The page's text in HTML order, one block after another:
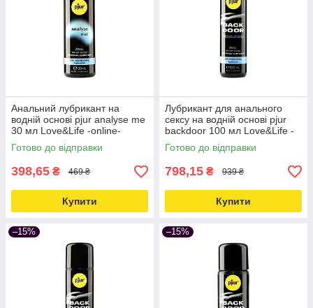
Анальний лубрикант на
водній основі pjur analyse me
30 мл Love&Life -online-
multimarket-
Готово до відправки
398,65 ₴ 469 ₴
Купити
Лубрикант для анального
сексу на водній основі pjur
backdoor 100 мл Love&Life -
online-multimarket-
Готово до відправки
798,15 ₴ 939 ₴
Купити
–15% –15%